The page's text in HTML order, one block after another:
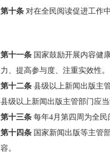
第十条 对在全民阅读促进工作
第十一条 国家鼓励开展内容健
力、提高参与度、注重实效性。
第十二条 县级以上新闻出版主
县级以上新闻出版主管部门应
第十三条 每年4月第四周为全民
第十四条 国家新闻出版等主管
容。